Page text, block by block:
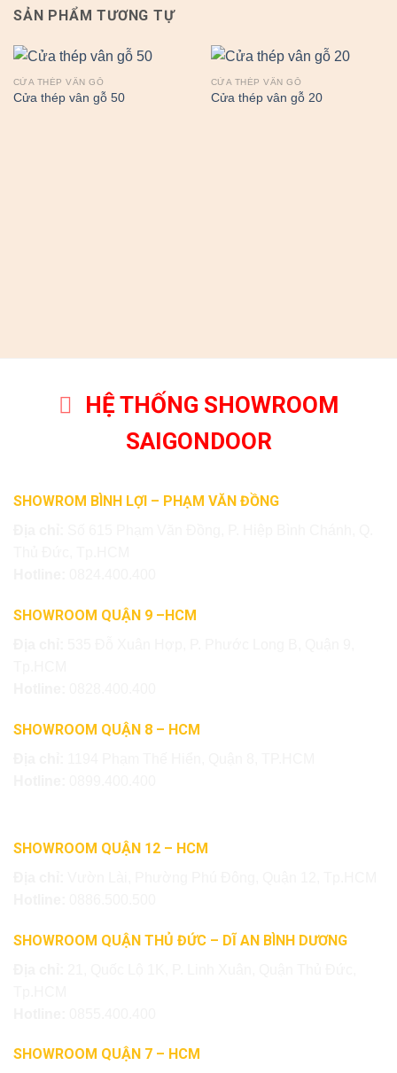
SẢN PHẨM TƯƠNG TỰ
CỬA THÉP VÂN GỖ
Cửa thép vân gỗ 50
CỬA THÉP VÂN GỖ
Cửa thép vân gỗ 20
HỆ THỐNG SHOWROOM
SAIGONDOOR
SHOWROM BÌNH LỢI – PHẠM VĂN ĐỒNG
SHOWROOM QUẬN 9 –HCM
SHOWROOM QUẬN 8 – HCM
SHOWROOM QUẬN 12 – HCM
SHOWROOM QUẬN THỦ ĐỨC – DĨ AN BÌNH DƯƠNG
SHOWROOM QUẬN 7 – HCM